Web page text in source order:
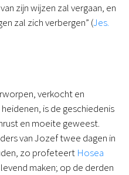
zijn wijzen zal vergaan, en
zal zich verbergen” (Jes.
verkocht en
is de geschiedenis
en moeite geweest.
van Jozef twee dagen in
zo profeteert Hosea
maken; op de derden